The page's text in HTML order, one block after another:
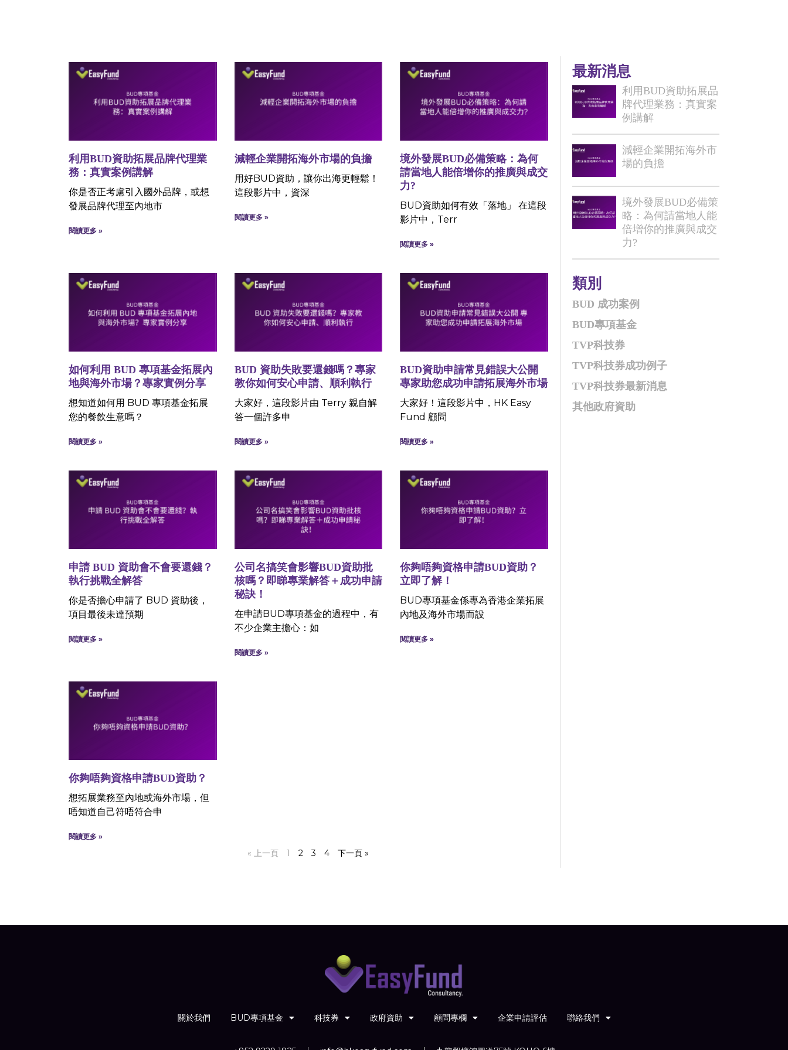
利用BUD資助拓展品牌代理業
務：真實案例講解
你是否正考慮引入國外品牌，或想
發展品牌代理至內地市
閱讀更多 »
減輕企業開拓海外市場的負擔
用好BUD資助，讓你出海更輕鬆！
這段影片中，資深
閱讀更多 »
境外發展BUD必備策略：為何
請當地人能倍增你的推廣與成交
力?
BUD資助如何有效「落地」 在這段
影片中，Terr
閱讀更多 »
如何利用 BUD 專項基金拓展內
地與海外市場？專家實例分享
想知道如何用 BUD 專項基金拓展
您的餐飲生意嗎？
閱讀更多 »
BUD 資助失敗要還錢嗎？專家
教你如何安心申請、順利執行
大家好，這段影片由 Terry 親自解
答一個許多申
閱讀更多 »
BUD資助申請常見錯誤大公開
專家助您成功申請拓展海外市場
大家好！這段影片中，HK Easy
Fund 顧問
閱讀更多 »
申請 BUD 資助會不會要還錢？
執行挑戰全解答
你是否擔心申請了 BUD 資助後，
項目最後未達預期
閱讀更多 »
公司名搞笑會影響BUD資助批
核嗎？即睇專業解答＋成功申請
秘訣！
在申請BUD專項基金的過程中，有
不少企業主擔心：如
閱讀更多 »
你夠唔夠資格申請BUD資助？
立即了解！
BUD專項基金係專為香港企業拓展
內地及海外市場而設
閱讀更多 »
你夠唔夠資格申請BUD資助？
想拓展業務至內地或海外市場，但
唔知道自己符唔符合申
閱讀更多 »
« 上一頁 1 2 3 4 下一頁 »
最新消息
利用BUD資助拓展品
牌代理業務：真實案
例講解
減輕企業開拓海外市
場的負擔
境外發展BUD必備策
略：為何請當地人能
倍增你的推廣與成交
力?
類別
BUD 成功案例
BUD專項基金
TVP科技券
TVP科技券成功例子
TVP科技券最新消息
其他政府資助
關於我們 BUD專項基金 科技券 政府資助 顧問專欄 企業申請評估 聯絡我們